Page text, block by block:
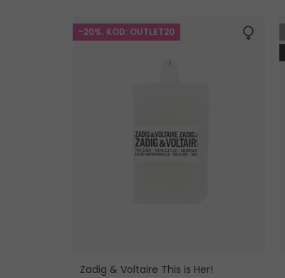
-20%. KOD: OUTLET20
Zadig & Voltaire This is Her!